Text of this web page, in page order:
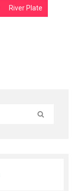
River Plate